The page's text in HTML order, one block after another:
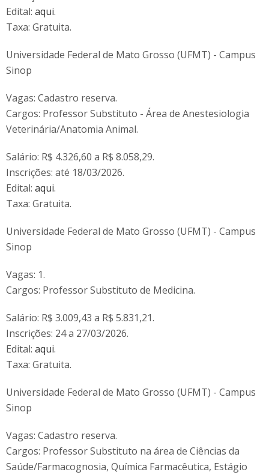
Edital: aqui.
Taxa: Gratuita.
Universidade Federal de Mato Grosso (UFMT) - Campus
Sinop
Vagas: Cadastro reserva.
Cargos: Professor Substituto - Área de Anestesiologia
Veterinária/Anatomia Animal.
Salário: R$ 4.326,60 a R$ 8.058,29.
Inscrições: até 18/03/2026.
Edital: aqui.
Taxa: Gratuita.
Universidade Federal de Mato Grosso (UFMT) - Campus
Sinop
Vagas: 1.
Cargos: Professor Substituto de Medicina.
Salário: R$ 3.009,43 a R$ 5.831,21.
Inscrições: 24 a 27/03/2026.
Edital: aqui.
Taxa: Gratuita.
Universidade Federal de Mato Grosso (UFMT) - Campus
Sinop
Vagas: Cadastro reserva.
Cargos: Professor Substituto na área de Ciências da
Saúde/Farmacognosia, Química Farmacêutica, Estágio